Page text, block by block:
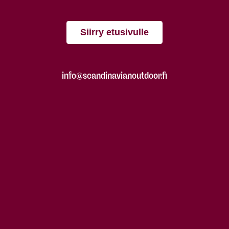
Siirry etusivulle
info@scandinavianoutdoor.fi